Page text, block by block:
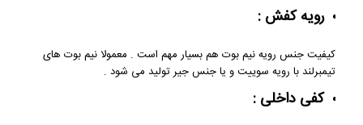
رویه کفش :
کیفیت جنس رویه نیم بوت هم بسیار مهم است . معمولا نیم بوت های
تیمبرلند با رویه سوییت و یا جنس جیر تولید می شود .
کفی داخلی :